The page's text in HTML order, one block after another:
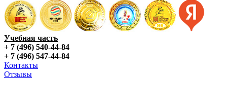
Учебная часть
+ 7 (496) 540-44-84
+ 7 (496) 547-44-84
Контакты
Отзывы